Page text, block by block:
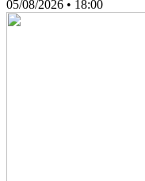
05/08/2026 • 18:00